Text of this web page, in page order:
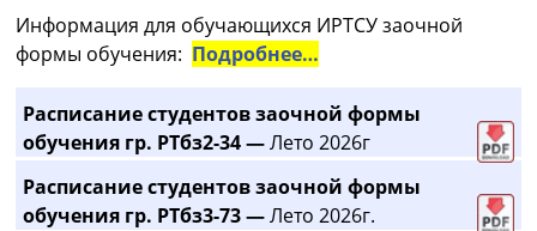
Информация для обучающихся ИРТСУ заочной
формы обучения: Подробнее…
Расписание студентов заочной формы
обучения гр. РТбз2-34 —Лето 2026г
Расписание студентов заочной формы
обучения гр. РТбз3-73 —Лето 2026г.